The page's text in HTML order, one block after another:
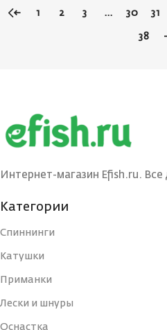
← 1 2 3 … 30 31
38
Интернет-магазин Efish.ru. Все
Категории
Спиннинги
Катушки
Приманки
Лески и шнуры
Оснастка